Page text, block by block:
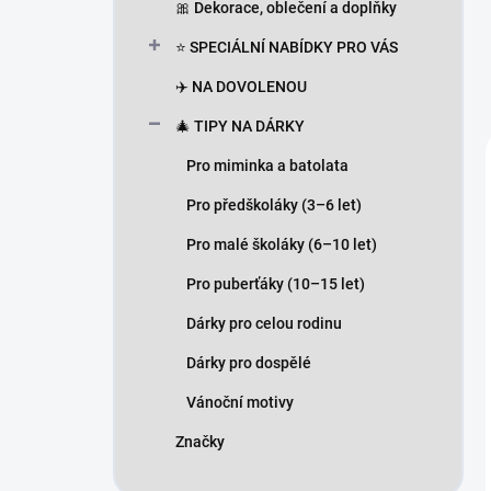
🎀 Dekorace, oblečení a doplňky
⭐ SPECIÁLNÍ NABÍDKY PRO VÁS
✈️ NA DOVOLENOU
🎄 TIPY NA DÁRKY
Pro miminka a batolata
Pro předškoláky (3–6 let)
Pro malé školáky (6–10 let)
Pro puberťáky (10–15 let)
Dárky pro celou rodinu
Dárky pro dospělé
Vánoční motivy
Značky